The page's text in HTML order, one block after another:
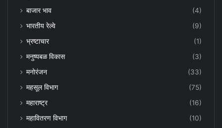
बाजार भाव
(4)
भारतीय रेल्वे
(9)
भ्रष्टाचार
(1)
मनुष्यबळ विकास
(3)
मनोरंजन
(33)
महसूल विभाग
(75)
महाराष्ट्र
(16)
महावितरण विभाग
(10)